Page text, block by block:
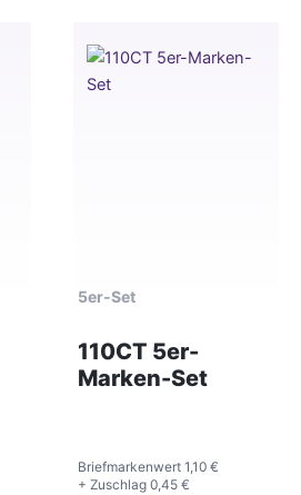
5er-Set
110CT 5er-
Marken-Set
Briefmarkenwert 1,10 €
+ Zuschlag 0,45 €